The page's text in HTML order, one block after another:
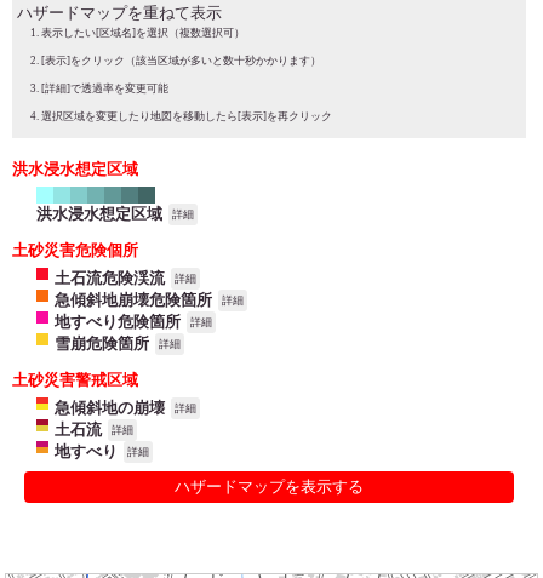
ハザードマップを重ねて表示
表示したい[区域名]を選択（複数選択可）
[表示]をクリック（該当区域が多いと数十秒かかります）
[詳細]で透過率を変更可能
選択区域を変更したり地図を移動したら[表示]を再クリック
洪水浸水想定区域
洪水浸水想定区域 詳細
土砂災害危険個所
土石流危険渓流
詳細
急傾斜地崩壊危険箇所 詳細
地すべり危険箇所 詳細
雪崩危険箇所 詳細
土砂災害警戒区域
急傾斜地の崩壊
詳細
土石流 詳細
地すべり 詳細
ハザードマップを表示する